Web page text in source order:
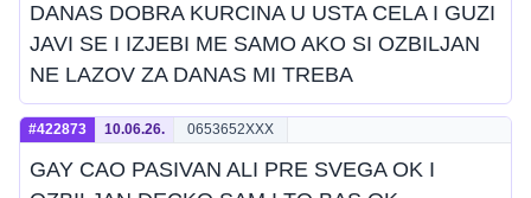
DANAS DOBRA KURCINA U USTA CELA I GUZI
JAVI SE I IZJEBI ME SAMO AKO SI OZBILJAN
NE LAZOV ZA DANAS MI TREBA
#422873 10.06.26. 0653652XXX
GAY CAO PASIVAN ALI PRE SVEGA OK I